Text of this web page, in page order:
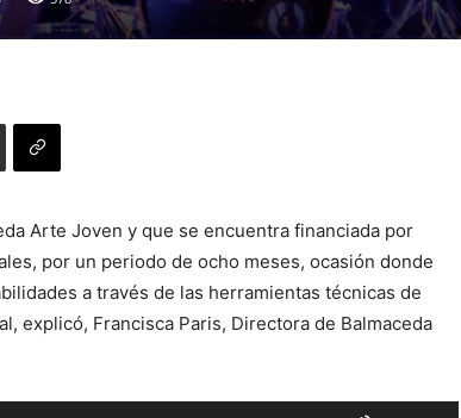
Arte Joven y que se encuentra financiada por
por un periodo de ocho meses, ocasión donde
a través de las herramientas técnicas de
explicó, Francisca Paris, Directora de Balmaceda